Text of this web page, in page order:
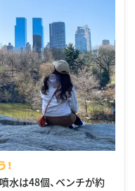
水は48個、ベンチが約